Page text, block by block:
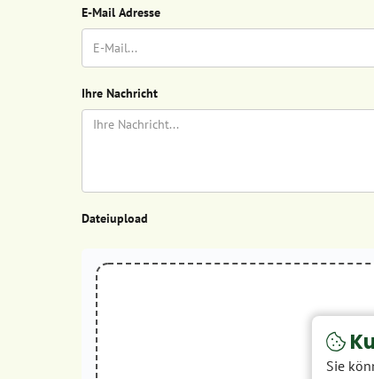
Sie
E-Mail Adresse
Ihre Nachricht
Dateiupload